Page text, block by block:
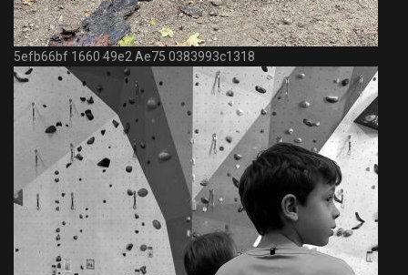
5efb66bf 1660 49e2 Ae75 0383993c1318